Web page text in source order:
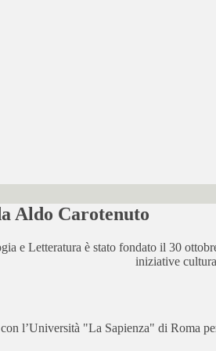
Aldo Carotenuto
e Letteratura è stato fondato il 30
iniziative
l’Università "La Sapienza" di Roma